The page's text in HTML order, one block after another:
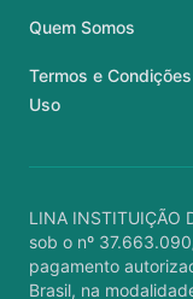
Quem Somos
Termos e
Uso
LINA INSTITUIÇÃO
sob o nº
pagamento
Brasil, na